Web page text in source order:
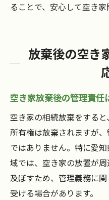
ることで、安心して空き家
放棄後の空き
空き家放棄後の管理責任
空き家の相続放棄をする
所有権は放棄されますが
ではありません。特に愛
域では、空き家の放置が
及ぼすため、管理義務に
受ける場合があります。